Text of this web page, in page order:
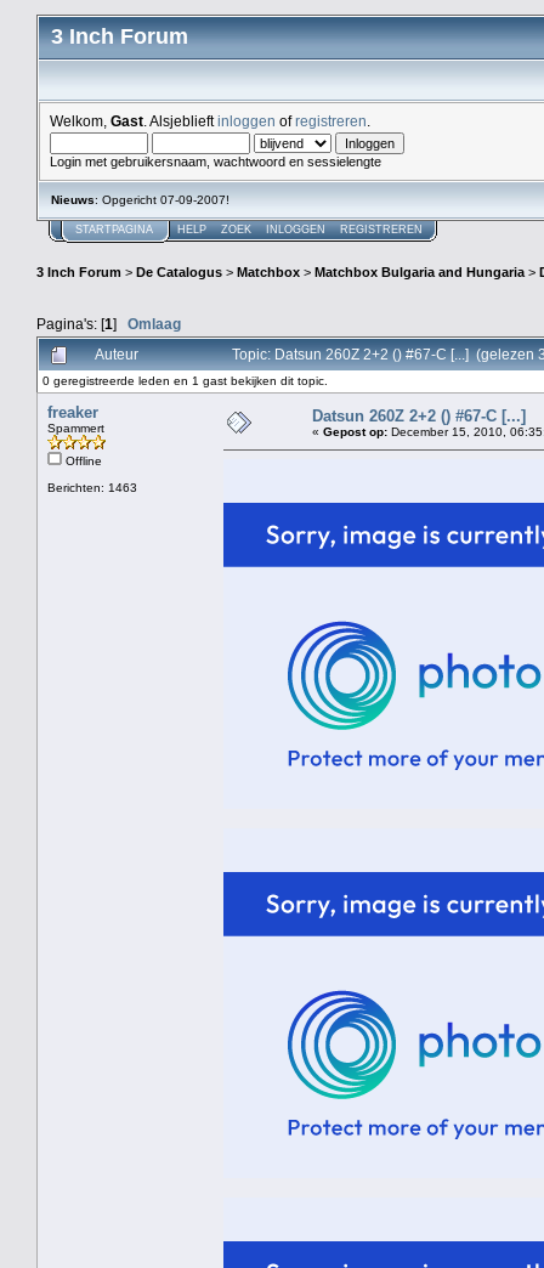
3 Inch Forum
Welkom, Gast . Alsjeblieftinloggen ofregistreren
Login met gebruikersnaam, wachtwoord en sessielengte
Nieuws: Opgericht 07-09-2007!
STARTPAGINA HELP ZOEK INLOGGEN REGISTREREN
3 Inch Forum > De Catalogus > Matchbox > Matchbox Bulgaria and Hungaria >
Pagina's: [1] Omlaag
Auteur
Topic: Datsun 260Z 2+2 () #67-C [...] (gelezen
0 geregistreerde leden en 1 gast bekijken dit topic.
freaker
Spammert
Offline
Berichten: 1463
Datsun 260Z 2+2 () #67-C [...]
« Gepost op: December 15, 2010,